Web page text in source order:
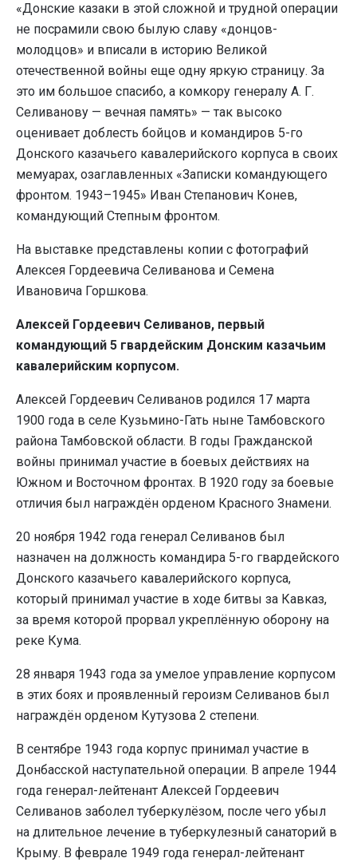
«Донские казаки в этой сложной и трудной операции
не посрамили свою былую славу «донцов-
молодцов» и вписали в историю Великой
отечественной войны еще одну яркую страницу. За
это им большое спасибо, а комкору генералу А. Г.
Селиванову — вечная память» — так высоко
оценивает доблесть бойцов и командиров 5-го
Донского казачьего кавалерийского корпуса в своих
мемуарах, озаглавленных «Записки командующего
фронтом. 1943–1945» Иван Степанович Конев,
командующий Степным фронтом.
На выставке представлены копии с фотографий
Алексея Гордеевича Селиванова и Семена
Ивановича Горшкова.
Алексей Гордеевич Селиванов, первый
командующий 5 гвардейским Донским казачьим
кавалерийским корпусом.
Алексей Гордеевич Селиванов родился 17 марта
1900 года в селе Кузьмино-Гать ныне Тамбовского
района Тамбовской области. В годы Гражданской
войны принимал участие в боевых действиях на
Южном и Восточном фронтах. В 1920 году за боевые
отличия был награждён орденом Красного Знамени.
20 ноября 1942 года генерал Селиванов был
назначен на должность командира 5-го гвардейского
Донского казачьего кавалерийского корпуса,
который принимал участие в ходе битвы за Кавказ,
за время которой прорвал укреплённую оборону на
реке Кума.
28 января 1943 года за умелое управление корпусом
в этих боях и проявленный героизм Селиванов был
награждён орденом Кутузова 2 степени.
В сентябре 1943 года корпус принимал участие в
Донбасской наступательной операции. В апреле 1944
года генерал-лейтенант Алексей Гордеевич
Селиванов заболел туберкулёзом, после чего убыл
на длительное лечение в туберкулезный санаторий в
Крыму. В феврале 1949 года генерал-лейтенант